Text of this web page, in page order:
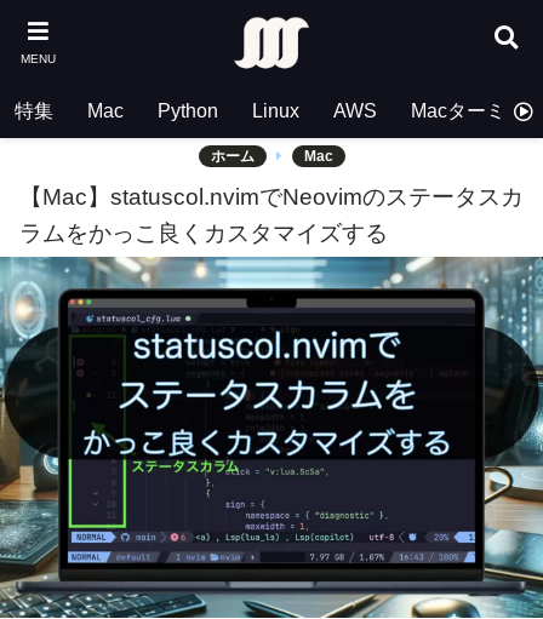
MENU
特集 Mac Python Linux AWS Macターミナル
ホーム Mac
【Mac】statuscol.nvimでNeovimのステータスカ
ラムをかっこ良くカスタマイズする